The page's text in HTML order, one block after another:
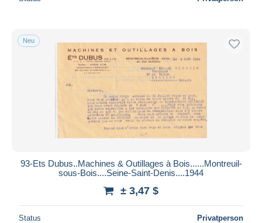
Neu
93-Ets Dubus..Machines & Outillages à Bois......Montreuil-
sous-Bois....Seine-Saint-Denis....1944
± 3,47 $
Status Privatperson